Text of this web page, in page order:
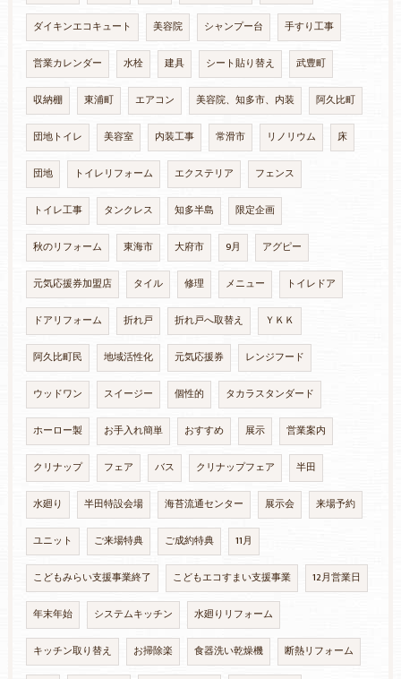
ダイキンエコキュート 美容院 シャンプー台 手すり工事
営業カレンダー 水栓 建具 シート貼り替え 武豊町
収納棚 東浦町 エアコン 美容院、知多市、内装 阿久比町
団地トイレ 美容室 内装工事 常滑市 リノリウム 床
団地 トイレリフォーム エクステリア フェンス
トイレ工事 タンクレス 知多半島 限定企画
秋のリフォーム 東海市 大府市 9月 アグピー
元気応援券加盟店 タイル 修理 メニュー トイレドア
ドアリフォーム 折れ戸 折れ戸へ取替え ＹＫＫ
阿久比町民 地域活性化 元気応援券 レンジフード
ウッドワン スイージー 個性的 タカラスタンダード
ホーロー製 お手入れ簡単 おすすめ 展示 営業案内
クリナップ フェア バス クリナップフェア 半田
水廻り 半田特設会場 海苔流通センター 展示会 来場予約
ユニット ご来場特典 ご成約特典 11月
こどもみらい支援事業終了 こどもエコすまい支援事業 12月営業日
年末年始 システムキッチン 水廻りリフォーム
キッチン取り替え お掃除楽 食器洗い乾燥機 断熱リフォーム